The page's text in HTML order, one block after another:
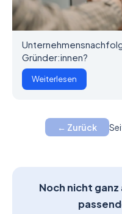
Gründer:innen?
Weiterlesen
← Zurück
Noch nicht